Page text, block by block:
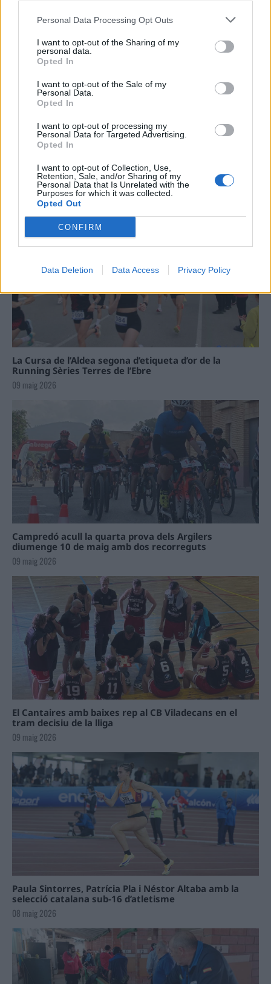
Personal Data Processing Opt Outs
I want to opt-out of the Sharing of my
personal data.
Opted In
I want to opt-out of the Sale of my
Personal Data.
Opted In
I want to opt-out of processing my
Personal Data for Targeted Advertising.
Opted In
I want to opt-out of Collection, Use,
Retention, Sale, and/or Sharing of my
Personal Data that Is Unrelated with the
Purposes for which it was collected.
Opted Out
CONFIRM
Data Deletion Data Access Privacy Policy
Amposta recupera les Cases del Castell
i culmina un projecte estratègic que
vincula patrimoni, turisme i
gastronomia
enguany amb més modistes i gairebé
La Cursa de l’Aldea segona d’etiqueta d’or de la
Running Sèries Terres de l’Ebre
09 maig 2026
Campredó acull la quarta prova dels Argilers
diumenge 10 de maig amb dos recorreguts
09 maig 2026
El Cantaires amb baixes rep al CB Viladecans en el
tram decisiu de la lliga
09 maig 2026
Paula Sintorres, Patrícia Pla i Néstor Altaba amb la
selecció catalana sub-16 d’atletisme
08 maig 2026